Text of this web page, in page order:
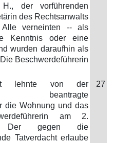
der vorführenden
des Rechtsanwalts
verneinten -- als
Kenntnis oder eine
wurden daraufhin als
Beschwerdeführerin
lehnte von der
beantragte
die Wohnung und das
am 2.
Der gegen die
Tatverdacht erlaube
27